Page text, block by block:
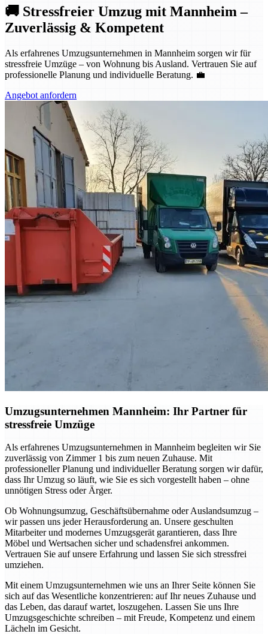
🚚 Stressfreier Umzug mit Mannheim –
Zuverlässig & Kompetent
Als erfahrenes Umzugsunternehmen in Mannheim sorgen wir für
stressfreie Umzüge – von Wohnung bis Ausland. Vertrauen Sie auf
professionelle Planung und individuelle Beratung. 💼
Angebot anfordern
Umzugsunternehmen Mannheim: Ihr Partner für
stressfreie Umzüge
Als erfahrenes Umzugsunternehmen in Mannheim begleiten wir Sie
zuverlässig von Zimmer 1 bis zum neuen Zuhause. Mit
professioneller Planung und individueller Beratung sorgen wir dafür,
dass Ihr Umzug so läuft, wie Sie es sich vorgestellt haben – ohne
unnötigen Stress oder Ärger.
Ob Wohnungsumzug, Geschäftsübernahme oder Auslandsumzug –
wir passen uns jeder Herausforderung an. Unsere geschulten
Mitarbeiter und modernes Umzugsgerät garantieren, dass Ihre
Möbel und Wertsachen sicher und schadensfrei ankommen.
Vertrauen Sie auf unsere Erfahrung und lassen Sie sich stressfrei
umziehen.
Mit einem Umzugsunternehmen wie uns an Ihrer Seite können Sie
sich auf das Wesentliche konzentrieren: auf Ihr neues Zuhause und
das Leben, das darauf wartet, loszugehen. Lassen Sie uns Ihre
Umzugsgeschichte schreiben – mit Freude, Kompetenz und einem
Lächeln im Gesicht.